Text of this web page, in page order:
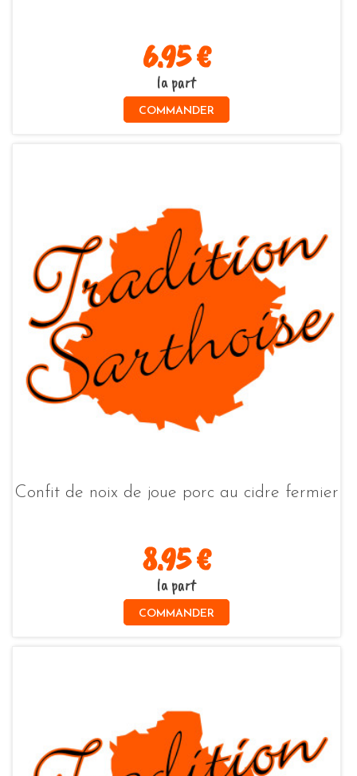
6.95 €
la part
COMMANDER
Confit de noix de joue porc au cidre fermier
8.95 €
la part
COMMANDER